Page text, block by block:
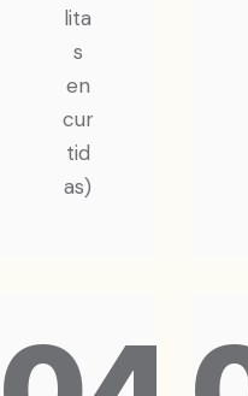
lita
s
en
cur
tid
as)